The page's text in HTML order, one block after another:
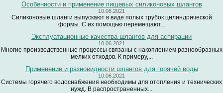
Особенности и применение пищевых силиконовых шлангов
10.06.2021
Силиконовые шланги выпускают в виде полых трубок цилиндрической
формы. С их помощью перемещают...
Эксплуатационные качества шлангов для аспирации
10.06.2021
Многие производственные процессы связаны с накоплением разнообразных
мелких отходов. К примеру,...
Применение и разновидности шлангов для горячей воды
10.06.2021
Системы горячего водоснабжения необходимы для отопления и технических
нужд. В распространенных...